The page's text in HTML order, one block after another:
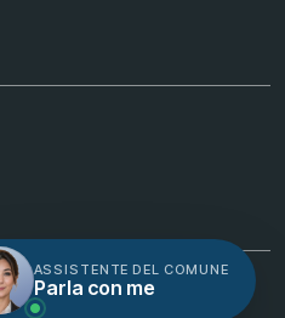
Servizi
ASSISTENTE DEL COMUNE
Parla con me